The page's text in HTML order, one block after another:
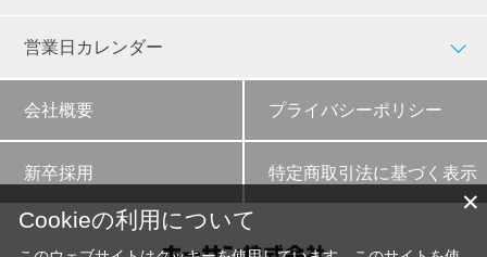
営業日カレンダー
会社概要 プライバシーポリシー
新卒採用 特定商取引法に基づく表示
✕
Cookieの利用について